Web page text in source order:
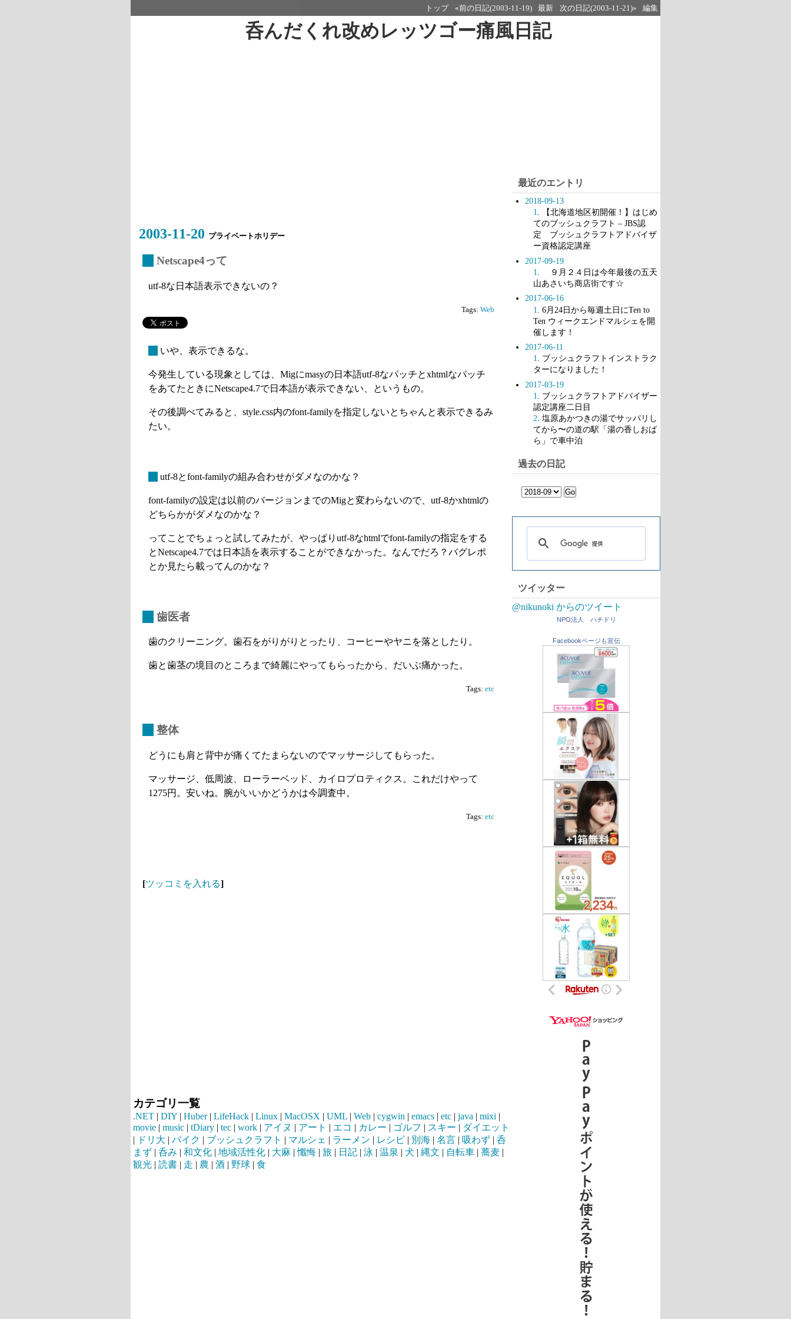
トップ «前の日記(2003-11-19) 最新 次の日記(2003-11-21)» 編集
呑んだくれ改めレッツゴー痛風日記
2003-11-20 プライベートホリデー
Netscape4って
utf-8な日本語表示できないの？
Tags: Web
いや、表示できるな。
今発生している現象としては、Migにmasyの日本語utf-8なパッチとxhtmlなパッチ
をあてたときにNetscape4.7で日本語が表示できない、というもの。
その後調べてみると、style.css内のfont-familyを指定しないとちゃんと表示できるみ
たい。
utf-8とfont-familyの組み合わせがダメなのかな？
font-familyの設定は以前のバージョンまでのMigと変わらないので、utf-8かxhtmlの
どちらかがダメなのかな？
ってことでちょっと試してみたが、やっぱりutf-8なhtmlでfont-familyの指定をする
とNetscape4.7では日本語を表示することができなかった。なんでだろ？バグレポ
とか見たら載ってんのかな？
歯医者
歯のクリーニング。歯石をがりがりとったり、コーヒーやヤニを落としたり。
歯と歯茎の境目のところまで綺麗にやってもらったから、だいぶ痛かった。
Tags: etc
整体
どうにも肩と背中が痛くてたまらないのでマッサージしてもらった。
マッサージ、低周波、ローラーベッド、カイロプロティクス。これだけやって
1275円。安いね。腕がいいかどうかは今調査中。
Tags: etc
[ツッコミを入れる]
カテゴリ一覧
.NET | DIY | Huber| LifeHack | Linux | MacOSX | UML | Web | cygwin | emacs | etc | java | mixi |
movie | music | tDiary | tec | work | アイヌ | アート | エコ | カレー | ゴルフ | スキー | ダイエット
| ドリ大 | バイク | ブッシュクラフト | マルシェ | ラーメン | レシピ | 別海 | 名言 | 吸わず | 呑
まず | 呑み | 和文化 | 地域活性化 | 大麻 |懺悔 | 旅 | 日記 | 泳 | 温泉 | 犬 | 縄文 | 自転車 | 蕎麦 |
観光 | 読書 | 走 | 農 | 酒 | 野球 | 食
最近のエントリ
2018-09-13
1. 【北海道地区初開催！】はじめ
てのブッシュクラフト – JBS認
定 ブッシュクラフトアドバイザ
ー資格認定講座
2017-09-19
1
. ９月２４日は今年最後の五天
山あさいち商店街です☆
2017-06-16
1
. 6月24日から毎週土日にTen to
Ten ウィークエンドマルシェを開
催します！
2017-06-11
1. ブッシュクラフトインストラク
ターになりました！
2017-03-19
1
. ブッシュクラフトアドバイザー
認定講座二日目
2 . 塩原あかつきの湯でサッパリし
てから〜の道の駅「湯の香しおば
ら」で車中泊
過去の日記
ツイッター
@nikunoki からのツイート
NPO法人 ハチドリ
Facebookページも宣伝